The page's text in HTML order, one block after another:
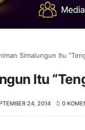
Simalungun Itu
Itu
24, 2014 0